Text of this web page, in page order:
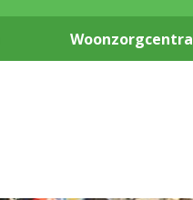
Woonzorgcentra